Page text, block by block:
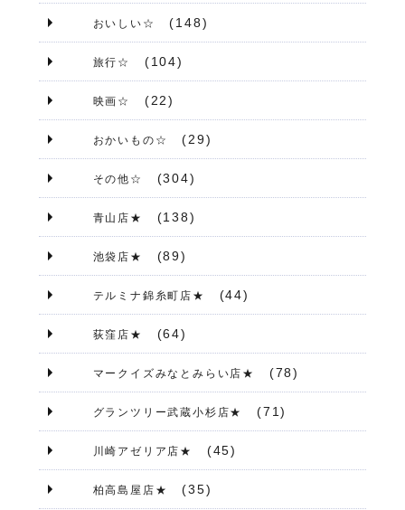
おいしい☆ (148)
旅行☆ (104)
映画☆ (22)
おかいもの☆ (29)
その他☆ (304)
青山店★ (138)
池袋店★ (89)
テルミナ錦糸町店★ (44)
荻窪店★ (64)
マークイズみなとみらい店★ (78)
グランツリー武蔵小杉店★ (71)
川崎アゼリア店★ (45)
柏高島屋店★ (35)